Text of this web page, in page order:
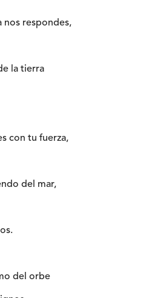
nos respondes,
la tierra
con tu fuerza,
del mar,
del orbe